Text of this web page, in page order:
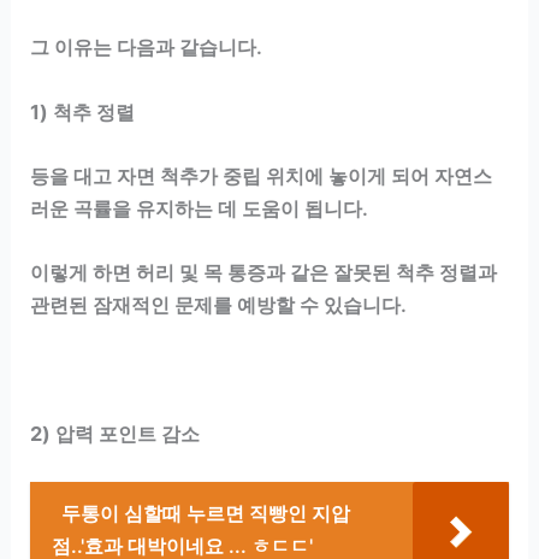
그 이유는 다음과 같습니다.
1) 척추 정렬
등을 대고 자면 척추가 중립 위치에 놓이게 되어 자연스
러운 곡률을 유지하는 데 도움이 됩니다.
이렇게 하면 허리 및 목 통증과 같은 잘못된 척추 정렬과
관련된 잠재적인 문제를 예방할 수 있습니다.
2) 압력 포인트 감소
두통이 심할때 누르면 직빵인 지압
점..'효과 대박이네요 ... ㅎㄷㄷ'